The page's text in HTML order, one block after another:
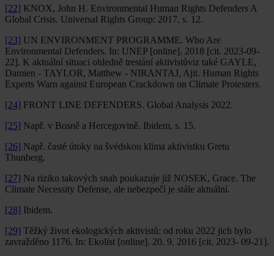
[22] KNOX, John H. Environmental Human Rights Defenders A
Global Crisis. Universal Rights Group: 2017, s. 12.
[23] UN ENVIRONMENT PROGRAMME. Who Are
Environmental Defenders. In: UNEP [online]. 2018 [cit. 2023-09-
22]. K aktuální situaci ohledně trestání aktivistůviz také GAYLE,
Damien - TAYLOR, Matthew - NIRANTAJ, Ajit. Human Rights
Experts Warn against European Crackdown on Climate Protesters.
[24] FRONT LINE DEFENDERS. Global Analysis 2022.
[25] Např. v Bosně a Hercegovině. Ibidem, s. 15.
[26] Např. časté útoky na švédskou klima aktivistku Gretu
Thunberg.
[27] Na riziko takových snah poukazuje již NOSEK, Grace. The
Climate Necessity Defense, ale nebezpečí je stále aktuální.
[28] Ibidem.
[29] Těžký život ekologických aktivistů: od roku 2022 jich bylo
zavražděno 1176. In: Ekolist [online]. 20. 9. 2016 [cit. 2023- 09-21].